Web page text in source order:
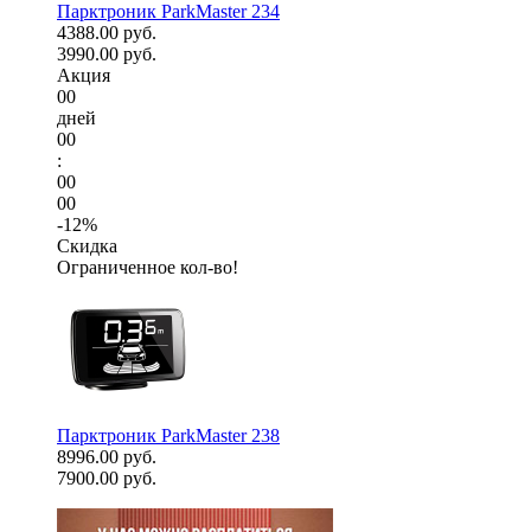
Парктроник ParkMaster 234
4388.00 руб.
3990.00 руб.
Акция
00
дней
00
:
00
00
-12%
Скидка
Ограниченное кол-во!
Парктроник ParkMaster 238
8996.00 руб.
7900.00 руб.